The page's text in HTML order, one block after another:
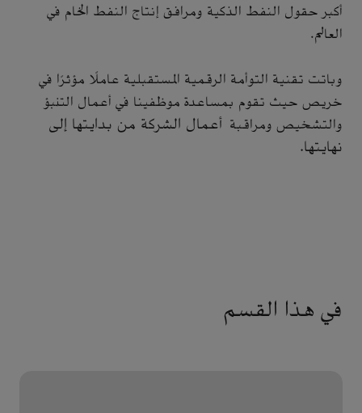
أكبر حقول النفط الذكية ومرافق إنتاج النفط الخام في
العالم.
وباتت تقنية التوأمة الرقمية المستقبلية عاملًا مؤثرًا في
خريص حيث تقوم بمساعدة موظفينا في أعمال التنبؤ
والتشخيص ومراقبة أعمال الشركة من بدايتها إلى
نهايتها.
في هذا القسم